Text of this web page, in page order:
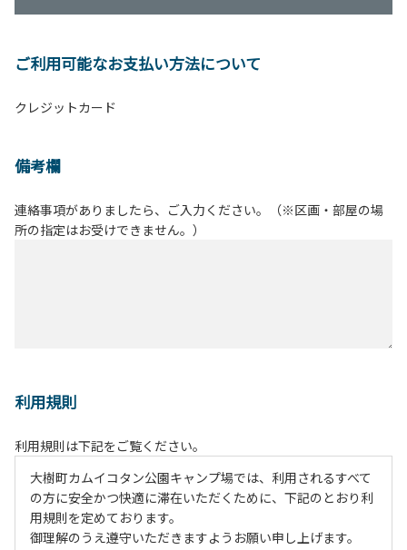
ご利用可能なお支払い方法について
クレジットカード
備考欄
連絡事項がありましたら、ご入力ください。（※区画・部屋の場
所の指定はお受けできません。）
利用規則
利用規則は下記をご覧ください。
大樹町カムイコタン公園キャンプ場では、利用されるすべて
の方に安全かつ快適に滞在いただくために、下記のとおり利
用規則を定めております。
御理解のうえ遵守いただきますようお願い申し上げます。